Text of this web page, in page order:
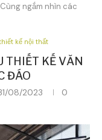
Cùng ngắm nhìn các
kế nội thất
THIẾT KẾ VĂN
ĐÁO
08/2023
0